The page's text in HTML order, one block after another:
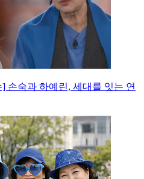
손숙과 하예린, 세대를 잇는 연